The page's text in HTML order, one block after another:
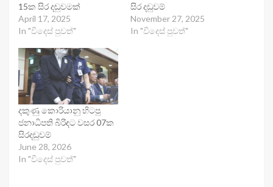
15ක සිර දඬුවමක්
April 17, 2025
In "විදෙස් පුවත්"
සිර දඩුවම්
November 27, 2025
In "විදෙස් පුවත්"
දකුණු කොරියානු හිටපු
ජනාධිපති බිරිඳට වසර 07ක
සිරදඬුවම්
June 28, 2026
In "විදෙස් පුවත්"